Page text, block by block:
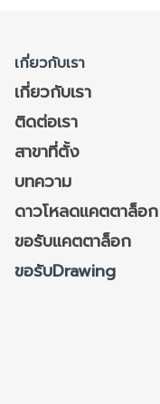
เกี่ยวกับเรา
เกี่ยวกับเรา
ติดต่อเรา
สาขาที่ตั้ง
บทความ
ดาวโหลดแคตตาล็อก
ขอรับแคตตาล็อก
ขอรับDrawing